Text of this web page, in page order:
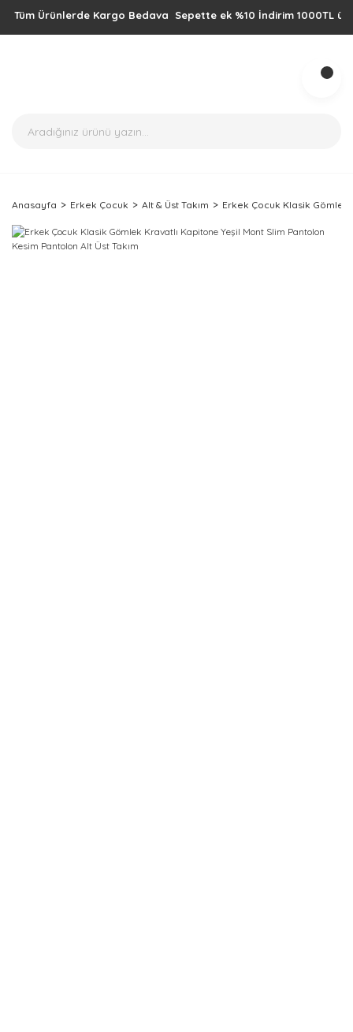
Ürünlerde Kargo Bedava Sepette ek %10 İndirim 1000TL üzeri
Anasayfa Erkek Çocuk Alt & Üst Takım Erkek Çocuk Klasik Gömlek